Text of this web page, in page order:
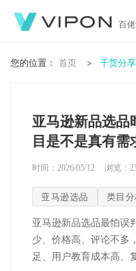
百
您的位置： 首页 干货分享
亚马逊新品选品
目是不是真有需
时间：2026/05/12 浏览：
亚马逊选品 类目
亚马逊新品选品最怕误
少、价格高、评论不多
足、用户教育成本高、